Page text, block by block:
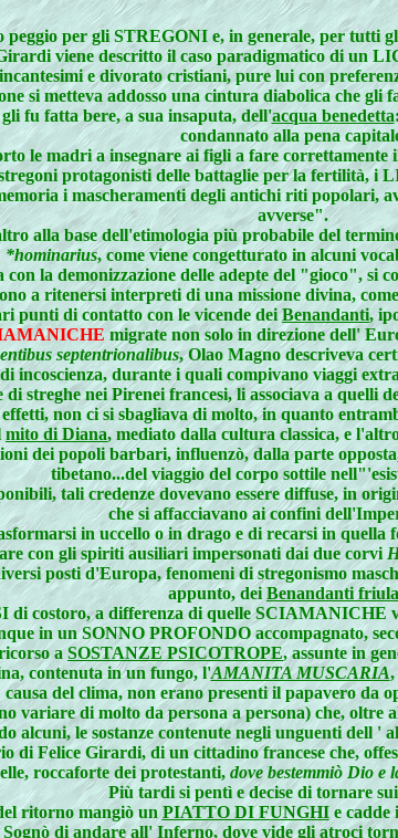
peggio per gli STREGONI e, in generale, per tutti
viene descritto il caso paradigmatico di un
incantesimi e divorato cristiani, pure lui con
si metteva addosso una cintura diabolica che gli
fu fatta bere, a sua insaputa, dell'acqua benedetta
condannato alla pena
le madri a insegnare ai figli a fare correttamente
protagonisti delle battaglie per la fertilità, i
i mascheramenti degli antichi riti popolari,
avverse".
alla base dell'etimologia più probabile del
*hominarius, come viene congetturato in alcuni
con la demonizzazione delle adepte del "gioco",
a ritenersi interpreti di una missione divina,
punti di contatto con le vicende deiBenandanti,
migrate non solo in direzione dell'
septentrionalibus, Olao Magno descriveva
incoscienza, durante i quali compivano viaggi
streghe nei Pirenei francesi, li associava a quelli
non ci si sbagliava di molto, in quanto
mito di Diana, mediato dalla cultura classica, e
dei popoli barbari, influenzò, dalla parte
tibetano...del viaggio del corpo sottile
tali credenze dovevano essere diffuse, in
che si affacciavano ai confini
in uccello o in drago e di recarsi in
con gli spiriti ausiliari impersonati dai due corvi
posti d'Europa, fenomeni di stregonismo
appunto, dei Benandanti
di costoro, a differenza di quelle SCIAMANICHE
in un SONNO PROFONDO accompagnato,
a SOSTANZE PSICOTROPE, assunte in
contenuta in un fungo, l'AMANITA MUSCARIA,
causa del clima, non erano presenti il papavero da
variare di molto da persona a persona) che,
alcuni, le sostanze contenute negli unguenti dell
Felice Girardi, di un cittadino francese che,
roccaforte dei protestanti, dove bestemmiò Dio e
Più tardi si pentì e decise di tornare
ritorno mangiò unPIATTO DI FUNGHIe cadde
Sognò di andare all' Inferno, dove vide gli atroci